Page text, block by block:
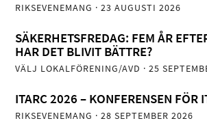
RIKSEVENEMANG · 23 AUGUSTI 2026
SÄKERHETSFREDAG: FEM ÅR
HAR DET BLIVIT BÄTTRE?
VÄLJ LOKALFÖRENING/AVD · 25
ITARC 2026 – KONFERENSEN FÖR
RIKSEVENEMANG · 28 SEPTEMBER 2026